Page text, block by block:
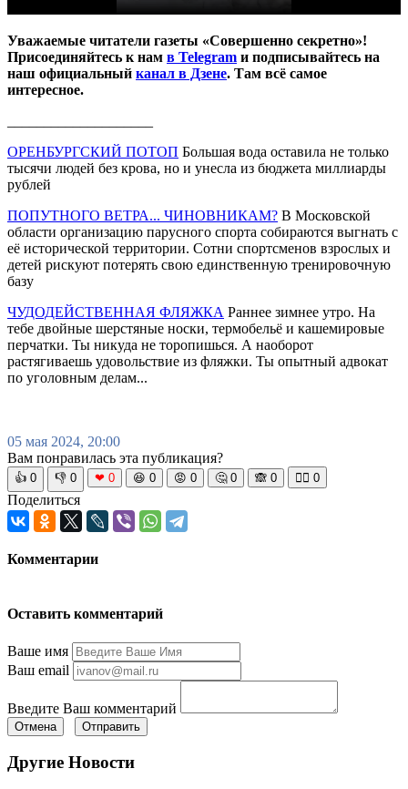
Уважаемые читатели газеты «Совершенно секретно»!
Присоединяйтесь к нам в Telegram и подписывайтесь на
наш официальный канал в Дзене. Там всё самое
интересное.
ОРЕНБУРГСКИЙ ПОТОП Большая вода оставила не только
тысячи людей без крова, но и унесла из бюджета миллиарды
рублей
ПОПУТНОГО ВЕТРА... ЧИНОВНИКАМ? В Московской
области организацию парусного спорта собираются выгнать с
её исторической территории. Сотни спортсменов взрослых и
детей рискуют потерять свою единственную тренировочную
базу
ЧУДОДЕЙСТВЕННАЯ ФЛЯЖКА Раннее зимнее утро. На
тебе двойные шерстяные носки, термобельё и кашемировые
перчатки. Ты никуда не торопишься. А наоборот
растягиваешь удовольствие из фляжки. Ты опытный адвокат
по уголовным делам...
05 мая 2024, 20:00
Вам понравилась эта публикация?
👍 0 👎 0 ❤ 0 😆 0 😡 0 🤔 0 🙈 0 🧘‍♀️ 0
Поделиться
Комментарии
Оставить комментарий
Ваше имя
Ваш email
Введите Ваш комментарий
Отмена Отправить
Другие Новости